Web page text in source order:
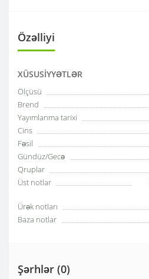
Özəlliyi
XÜSUSIYYƏTLƏR
Ölçüsü
Brend
Yayımlanma tarixi
Cins
Fəsil
Gündüz/Gecə
Qruplar
Üst notlar
Ürək notları
Baza notlar
Şərhlər (0)